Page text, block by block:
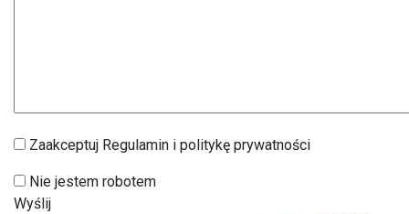
Zaakceptuj Regulamin i politykę prywatności
Nie jestem robotem
Wyślij